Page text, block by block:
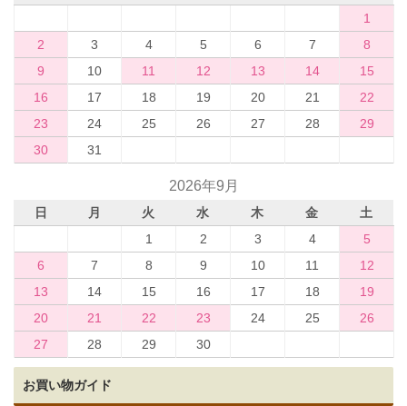
1
2
3 4 5 6 7
8
9
10 11 12 13 14
15
16
17 18 19 20 21
22
23
24 25 26 27 28
29
30
31
2026年9月
日 月 火 水 木 金
土
1
2 3 4
5
6
7 8 9 10 11
12
13
14 15 16 17 18
19
20
21 22 23 24 25
26
27
28 29 30
お買い物ガイド